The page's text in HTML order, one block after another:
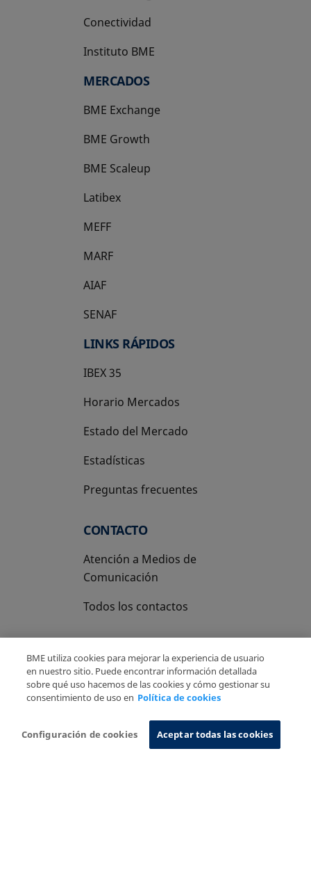
Conectividad
Instituto BME
se abre en una pestaña nueva
MERCADOS
BME Exchange
BME Growth
se abre en una pestaña nueva
BME Scaleup
se abre en una pestaña nueva
Latibex
se abre en una pestaña nueva
MEFF
se abre en una pestaña nueva
MARF
AIAF
SENAF
LINKS RÁPIDOS
IBEX 35
Horario Mercados
Estado del Mercado
Estadísticas
Preguntas frecuentes
CONTACTO
Atención a Medios de
Comunicación
Todos los contactos
Copyright Ⓒ BME 2026
Aviso Legal
Sistema de Información
BME utiliza cookies para mejorar la experiencia de usuario
en nuestro sitio. Puede encontrar información detallada
sobre qué uso hacemos de las cookies y cómo gestionar su
consentimiento de uso en Política de cookies
Configuración de cookies Aceptar todas las cookies